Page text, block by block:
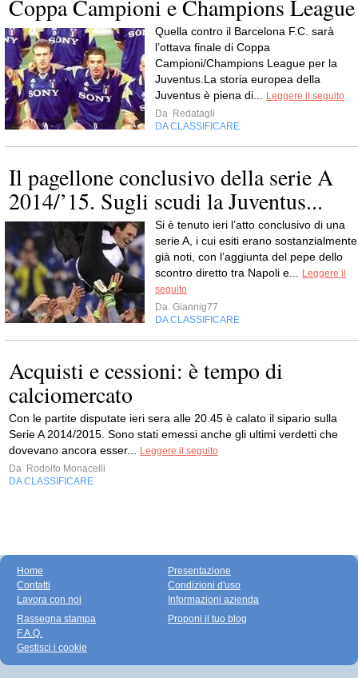
Coppa Campioni e Champions League
Quella contro il Barcelona F.C. sarà
l’ottava finale di Coppa
Campioni/Champions League per la
Juventus.La storia europea della
Juventus è piena di...
Leggere il seguito
Da Redatagli
DA CLASSIFICARE
Il pagellone conclusivo della serie A
2014/’15. Sugli scudi la Juventus...
Si è tenuto ieri l’atto conclusivo di una
serie A, i cui esiti erano sostanzialmente
già noti, con l’aggiunta del pepe dello
scontro diretto tra Napoli e...
Leggere il
seguito
Da Giannig77
DA CLASSIFICARE
Acquisti e cessioni: è tempo di
calciomercato
Con le partite disputate ieri sera alle 20.45 è calato il sipario sulla
Serie A 2014/2015. Sono stati emessi anche gli ultimi verdetti che
dovevano ancora esser...
Leggere il seguito
Da Rodolfo Monacelli
DA CLASSIFICARE
Home
Contatti
Lavora con noi
Presentazione
Condizioni d'uso
Informazioni azienda
Rassegna stampa
F.A.Q.
Gestisci i cookie
Proponi il tuo blog